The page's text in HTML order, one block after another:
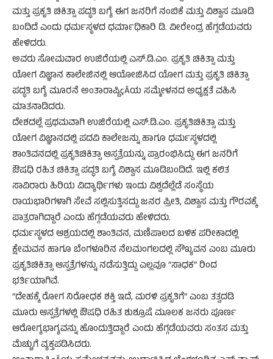
ಮತ್ತು ಪ್ರಕೃತಿ ಚಿಕಿತ್ಸಾ ಪದ್ಧತಿ ಬಗ್ಯೆ ಈಗ ಜನರಿಗೆ ನಂಬಿಕೆ ಮತ್ತು ವಿಶ್ವಾಸ ಮೂಡಿ
ಬಂದಿದೆ ಎಂದು ಧರ್ಮಸ್ಥಳದ ಧರ್ಮಾಧಿಕಾರಿ ಡಿ. ವೀರೇಂದ್ರ ಹೆಗ್ಗಡೆಯವರು
ಹೇಳಿದರು.
ಅವರು ಸೋಮವಾರ ಉಜಿರೆಯಲ್ಲಿ ಎಸ್.ಡಿ.ಎಂ. ಪ್ರಕೃತಿ ಚಿಕಿತ್ಸಾ ಮತ್ತು
ಯೋಗ ವಿಜ್ಞಾನ ಕಾಲೇಜಿನಲ್ಲಿ ಆಯೋಜಿಸಿದ ಯೋಗ ಮತ್ತು ಪ್ರಕೃತಿ ಚಿಕಿತ್ಸಾ
ಪದ್ಧತಿ ಬಗ್ಯೆ ಮೂರನೆ ಅಂತಾರಾಷ್ಟಿçÃಯ ಸಮ್ಮೇಳನದ ಅಧ್ಯಕ್ಷತೆ ವಹಿಸಿ
ಮಾತನಾಡಿದರು.
ದೇಶದಲ್ಲೆ ಪ್ರಥಮವಾಗಿ ಉಜಿರೆಯಲ್ಲಿ ಎಸ್.ಡಿ.ಎಂ. ಪ್ರಕೃತಿಚಿಕಿತ್ಸಾ ಮತ್ತು
ಯೋಗ ವಿಜ್ಞಾನದಲ್ಲಿ ಪದವಿ ಕಾಲೇಜನ್ನು ಹಾಗೂ ಧರ್ಮಸ್ಥಳದಲ್ಲಿ
ಶಾಂತಿವನದಲ್ಲಿ ಪ್ರಕೃತಿಚಿಕಿತ್ಸಾ ಆಸ್ಪತ್ರೆಯನ್ನು ಪ್ರಾರಂಭಿಸಿದ್ದು ಈಗ ಜನರಿಗೆ
ಔಷಧಿ ರಹಿತ ಚಿಕಿತ್ಸಾ ಪದ್ಧತಿ ಬಗ್ಯೆ ವಿಶ್ವಾಸ ಮೂಡಿಬಂದಿದೆ. ಇಲ್ಲಿ ಕಲಿತ
ಸಾವಿರಾರು ಹಿರಿಯ ವಿದ್ಯಾರ್ಥಿಗಳು ಇಂದು ವಿಶ್ವದೆಲ್ಲೆಡೆ ಸಂಸ್ಥೆಯ
ರಾಯಭಾರಿಗಳಾಗಿ ಸೇವೆ ಸಲ್ಲಿಸುತ್ತಿಸದ್ದು ಜನರ ಪ್ರೀತಿ, ವಿಶ್ವಾಸ ಮತ್ತು ಗೌರವಕ್ಕೆ
ಪಾತ್ರರಾಗಿದ್ದಾರೆ ಎಂದು ಹೆಗ್ಗಡೆಯವರು ಹೇಳಿದರು.
ಧರ್ಮಸ್ಥಳದ ಆಶ್ರಯದಲ್ಲಿ ಶಾಂತಿವನ, ಮಣಿಪಾಲದ ಬಳಿಕ ಪರೀಕಾದಲ್ಲಿ
ಕ್ಷೇಮವನ ಹಾಗೂ ಬೆಂಗಳೂರಿನ ನೆಲಮಂಗಲದಲ್ಲಿ ಸೌಖ್ಯವನ ಎಂಬ ಮೂರು
ಪ್ರಕೃತಿಚಿಕಿತ್ಸಾ ಆಸ್ಪತ್ರೆಗಳನ್ನು ನಡೆಸುತ್ತಿದ್ದು ಎಲ್ಲವೂ “ಸಾಧಕ” ರಿಂದ
ಭರ್ತಿಯಾಗಿವೆ.
“ದೇಹಕ್ಕೆ ರೋಗ ನಿರೋಧಕ ಶಕ್ತಿ ಇದೆ, ಮರಳಿ ಪ್ರಕೃತಿಗೆ” ಎಂಬ ತತ್ವದಡಿ
ಮೂರು ಆಸ್ಪತ್ರೆಗಳಲ್ಲಿ ಔಷಧಿ ರಹಿತ ಶುಶ್ರೂಷೆ ಮೂಲಕ ಜನರು ಪೂರ್ಣ
ಆರೋಗ್ಯಭಾಗ್ಯವನ್ನು ಹೊಂದುತ್ತಿದ್ದಾರೆ ಎಂದು ಹೆಗ್ಗಡೆಯವರು ಸಂತಸ ಮತ್ತು
ಮೆಚ್ಚುಗೆ ವ್ಯಕ್ತಪಡಿಸಿದರು.